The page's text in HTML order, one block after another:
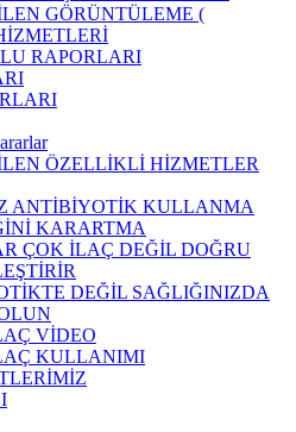
GÖRÜNTÜLEME (
RAPORLARI
ÖZELLİKLİ HİZMETLER
ANTİBİYOTİK KULLANMA
KARARTMA
ÇOK İLAÇ DEĞİL DOĞRU
DEĞİL SAĞLIĞINIZDA
VİDEO
KULLANIMI